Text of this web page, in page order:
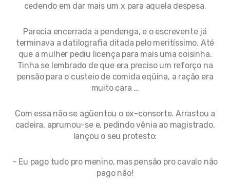
cedendo em dar mais um x para aquela despesa.
Parecia encerrada a pendenga, e o escrevente já
terminava a datilografia ditada pelo meritíssimo. Até
que a mulher pediu licença para mais uma coisinha.
Tinha se lembrado de que era preciso um reforço na
pensão para o custeio de comida eqüina, a ração era
muito cara …
Com essa não se agüentou o ex-consorte. Arrastou a
cadeira, aprumou-se e, pedindo vênia ao magistrado,
lançou o seu protesto:
– Eu pago tudo pro menino, mas pensão pro cavalo não
pago não!